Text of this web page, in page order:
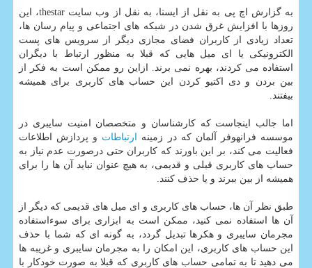
به گزارش اچ پی به نقل از ایسنا، به نقل از وب سایت thestar، این
روزها با افزایش غرق شدن در شبكه های اجتماعی و پیام رسان ها،
تعداد زیادی از كاربران فضای مجازی دیگر از سرویس های پست
الكترونیكی یا ای میل هایی كه قبلا به منظور ارتباط با دیگران
استفاده می كردند، بهره نمی برند. ازاین رو ممكن است به فكر از
بین بردن و دی اكتیو كردن این حساب های كاربری برای همیشه
بیفتند.
اما جالب اینجاست كه كارشناسان و متخصصان امنیت سایبری در
موسسه فرانهوفر آلمان كه در زمینه ارتباطات و پردازش اطلاعات
فعالیت می كند، بر این باورند كه كاربران حتی درصورت عدم نیاز به
حساب های كاربری قبلی و قدیمی، به هیچ عنوان نباید آن ها را برای
همیشه از بین ببرند و یا حذف كنند.
طبق نظر آن ها، حساب های كاربری و ای میل های قدیمی كه دیگر از
آن ها استفاده نمی كنید، ممكن است به ابزاری برای سوءاستفاده
مجرمان سایبری و هكرها تبدیل گردد، به گونه ای كه شما با حذف
این حساب های كاربری، این امكان را به مجرمان سایبری و غریبه ها
می دهید تا به تمامی حساب های كاربری كه قبلا به صورت خودكار با